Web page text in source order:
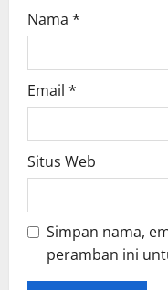
Nama *
Email *
Situs Web
Simpan nama,
peramban ini